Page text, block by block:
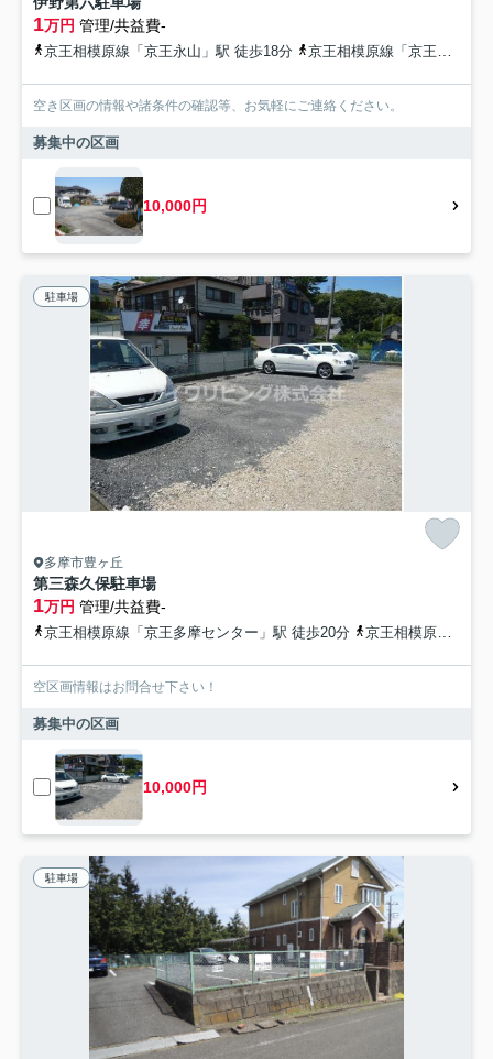
1万円 管理/共益費-
京王相模原線「京王永山」駅 徒歩18分 京王相模原線「京王多摩センター」駅 徒歩23分
空き区画の情報や諸条件の確認等、お気軽にご連絡ください。
募集中の区画
10,000円
駐車場
多摩市豊ヶ丘
第三森久保駐車場
1万円 管理/共益費-
京王相模原線「京王多摩センター」駅 徒歩20分 京王相模原線「京王永山」駅 徒歩21分
空区画情報はお問合せ下さい！
募集中の区画
10,000円
駐車場